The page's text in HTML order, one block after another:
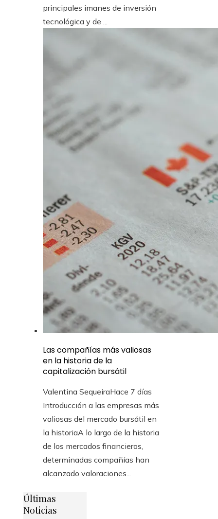
principales imanes de inversión
tecnológica y de ...
Las compañías más valiosas
en la historia de la
capitalización bursátil
Valentina SequeiraHace 7 días
Introducción a las empresas más
valiosas del mercado bursátil en
la historiaA lo largo de la historia
de los mercados financieros,
determinadas compañías han
alcanzado valoraciones...
Últimas
Noticias